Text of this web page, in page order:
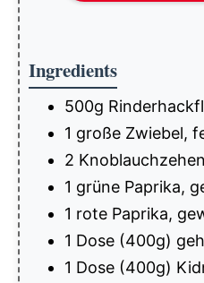
Ingredients
500g
1 große Zwiebel,
2
1 grüne Paprika,
1 rote Paprika,
1 Dose (400g)
1 Dose (400g)